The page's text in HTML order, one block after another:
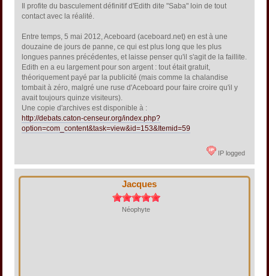
Il profite du basculement définitif d'Edith dite "Saba" loin de tout
contact avec la réalité.
Entre temps, 5 mai 2012, Aceboard (aceboard.net) en est à une
douzaine de jours de panne, ce qui est plus long que les plus
longues pannes précédentes, et laisse penser qu'il s'agit de la faillite.
Edith en a eu largement pour son argent : tout était gratuit,
théoriquement payé par la publicité (mais comme la chalandise
tombait à zéro, malgré une ruse d'Aceboard pour faire croire qu'il y
avait toujours quinze visiteurs).
Une copie d'archives est disponible à :
http://debats.caton-censeur.org/index.php?
option=com_content&task=view&id=153&Itemid=59
IP logged
Jacques
Néophyte